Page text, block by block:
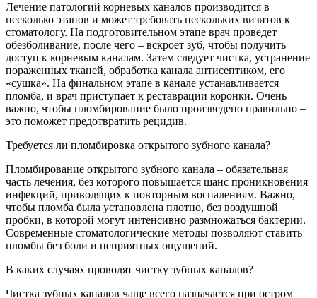
Лечение патологий корневых каналов производится в
несколько этапов и может требовать нескольких визитов к
стоматологу. На подготовительном этапе врач проведет
обезболивание, после чего – вскроет зуб, чтобы получить
доступ к корневым каналам. Затем следует чистка, устранение
пораженных тканей, обработка канала антисептиком, его
«сушка». На финальном этапе в канале устанавливается
пломба, и врач приступает к реставрации коронки. Очень
важно, чтобы пломбирование было произведено правильно –
это поможет предотвратить рецидив.
Требуется ли пломбировка открытого зубного канала?
Пломбирование открытого зубного канала – обязательная
часть лечения, без которого повышается шанс проникновения
инфекций, приводящих к повторным воспалениям. Важно,
чтобы пломба была установлена плотно, без воздушной
пробки, в которой могут интенсивно размножаться бактерии.
Современные стоматологические методы позволяют ставить
пломбы без боли и неприятных ощущений.
В каких случаях проводят чистку зубных каналов?
Чистка зубных каналов чаще всего назначается при остром